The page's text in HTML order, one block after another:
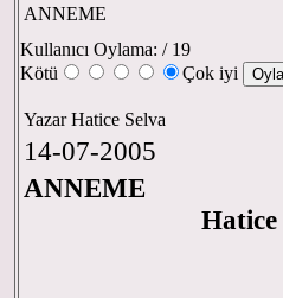
ANNEME
Kullanıcı Oylama: / 19
Kötü
Çok iyi
Yazar Hatice Selva
14-07-2005
ANNEME